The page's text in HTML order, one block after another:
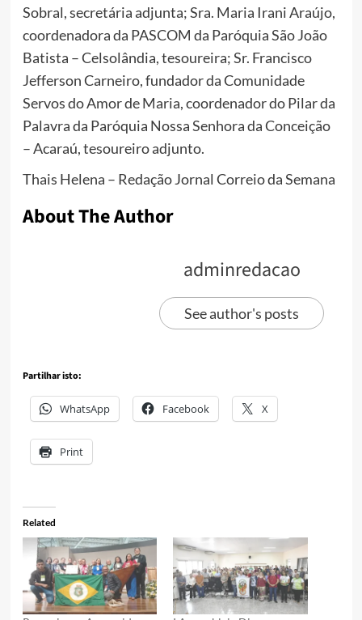
Sobral, secretária adjunta; Sra. Maria Irani Araújo,
coordenadora da PASCOM da Paróquia São João
Batista – Celsolândia, tesoureira; Sr. Francisco
Jefferson Carneiro, fundador da Comunidade
Servos do Amor de Maria, coordenador do Pilar da
Palavra da Paróquia Nossa Senhora da Conceição
– Acaraú, tesoureiro adjunto.
Thais Helena – Redação Jornal Correio da Semana
About The Author
adminredacao
See author's posts
Partilhar isto:
WhatsApp Facebook X
Print
Related